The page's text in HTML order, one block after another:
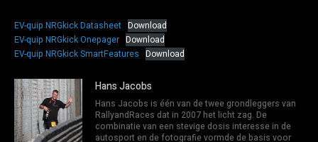
EV-quip NRGkick Datasheet Download
EV-quip NRGkick Onepager Download
EV-quip NRGkick SmartFeatures Download
Hans Jacobs
Hans Jacobs is één van de twee grondleggers van
RallyandRaces dat in 2007 het licht zag. De
combinatie van een stevige dosis interesse in de
autosport en de fotografie vormde de basis voor